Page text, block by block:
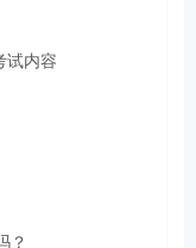
试内容
？